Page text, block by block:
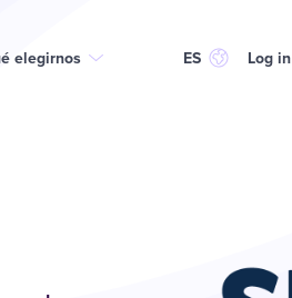
elegirnos ES Log in